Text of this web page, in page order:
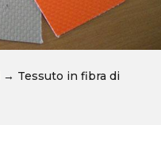
→ Tessuto in fibra di